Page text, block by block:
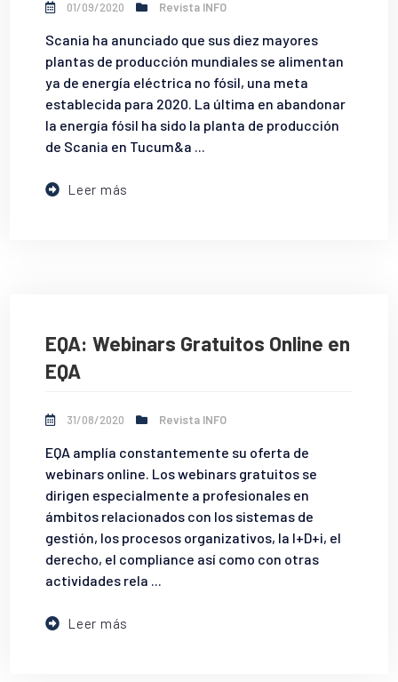
01/09/2020 Revista INFO
Scania ha anunciado que sus diez mayores
plantas de producción mundiales se alimentan
ya de energía eléctrica no fósil, una meta
establecida para 2020. La última en abandonar
la energía fósil ha sido la planta de producción
de Scania en Tucum&a ...
Leer más
EQA: Webinars Gratuitos Online en
EQA
31/08/2020 Revista INFO
EQA amplía constantemente su oferta de
webinars online. Los webinars gratuitos se
dirigen especialmente a profesionales en
ámbitos relacionados con los sistemas de
gestión, los procesos organizativos, la I+D+i, el
derecho, el compliance así como con otras
actividades rela ...
Leer más